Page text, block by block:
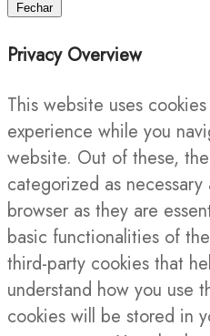
Fechar
Privacy Overview
This website uses
experience while you
website. Out of these,
categorized as
browser as they are
basic functionalities of
third-party cookies that
understand how you use
cookies will be stored in